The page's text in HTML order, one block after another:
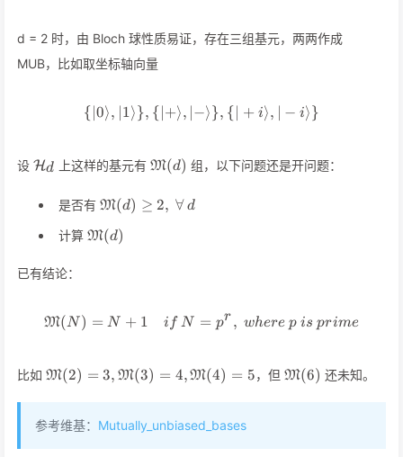
d = 2 时，由 Bloch 球性质易证，存在三组基元，两两作成
MUB，比如取坐标轴向量
\{\vert 0\rangle,\vert
{ ∣0⟩, ∣1⟩}, { +⟩, −⟩}, { + i⟩, − i⟩}
设 \mathcal{H}_d
Hd 上这样的基元有\mathfrak{M}
(d)
M(d) 组，以下问题还是开问题：
是否有 \mathfrak{M}
(d)\geq 2,\
\forall\ d
M(d) ≥ 2, ∀ d
计算 \mathfrak{M}
M(d)
已有结论：
M(N ) = N + 1 i f N = pr , where p is prime
比如 \mathfrak{M}
(2)=3,\mathfrak{M}
(4)=5
M(2) = 3, M(3) = 4, M(4) = 5，但 \mathfrak{M}
(6)
M(6) 还未知。
参考维基： Mutually_unbiased_bases